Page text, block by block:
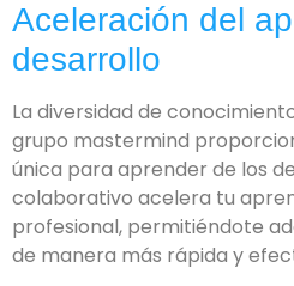
Aceleración del
desarrollo
La diversidad de
grupo mastermind
única para aprender de los
colaborativo acelera tu
profesional, permitiéndote
de manera más rápida y